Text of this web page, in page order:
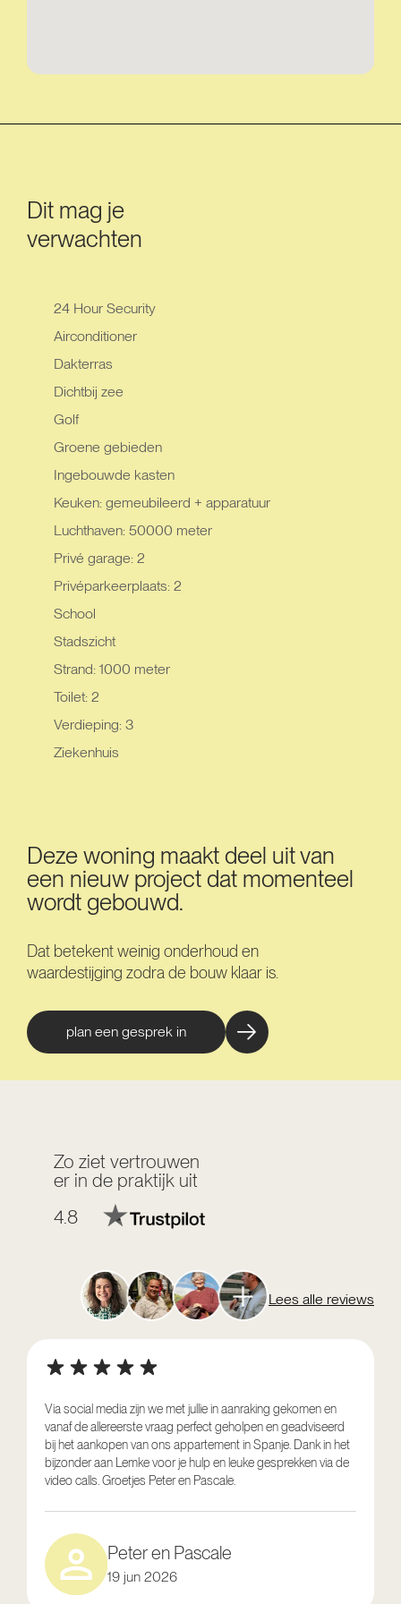
Dit mag je
verwachten
24 Hour Security
Airconditioner
Dakterras
Dichtbij zee
Golf
Groene gebieden
Ingebouwde kasten
Keuken: gemeubileerd + apparatuur
Luchthaven: 50000 meter
Privé garage: 2
Privéparkeerplaats: 2
School
Stadszicht
Strand: 1000 meter
Toilet: 2
Verdieping: 3
Ziekenhuis
Deze woning maakt deel uit van
een nieuw project dat momenteel
wordt gebouwd.
Dat betekent weinig onderhoud en
waardestijging zodra de bouw klaar is.
plan een gesprek in
Zo ziet vertrouwen
er in de praktijk uit
4.8
Lees alle reviews
Via social media zijn we met jullie in aanraking gekomen en
vanaf de allereerste vraag perfect geholpen en geadviseerd
bij het aankopen van ons appartement in Spanje. Dank in het
bijzonder aan Lemke voor je hulp en leuke gesprekken via de
video calls. Groetjes Peter en Pascale.
Peter en Pascale
19 jun 2026